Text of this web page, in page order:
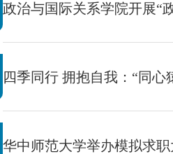
政治与国际关系学院开展“
四季同行 拥抱自我：“同
华中师范大学举办模拟求